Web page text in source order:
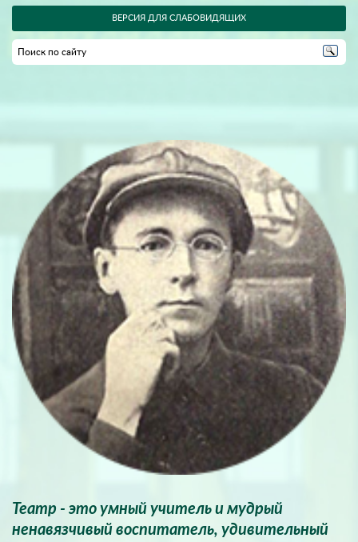
ВЕРСИЯ ДЛЯ СЛАБОВИДЯЩИХ
Театр - это умный учитель и мудрый
ненавязчивый воспитатель, удивительный